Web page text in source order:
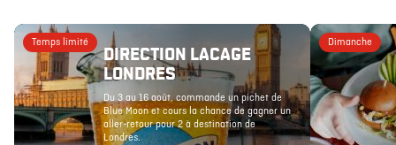
COMMANDER
À PROPOS EMPLOIS EN ÉPICERIE BOUTIQUE
Temps limité
DIRECTION LACAGE
LONDRES
Du 3 au 16 août, commande un pichet de
Blue Moon et cours la chance de gagner un
aller-retour pour 2 à destination de
Londres.
Dimanche